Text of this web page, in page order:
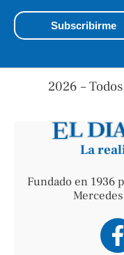
2026 –
La
Fundado en 1936